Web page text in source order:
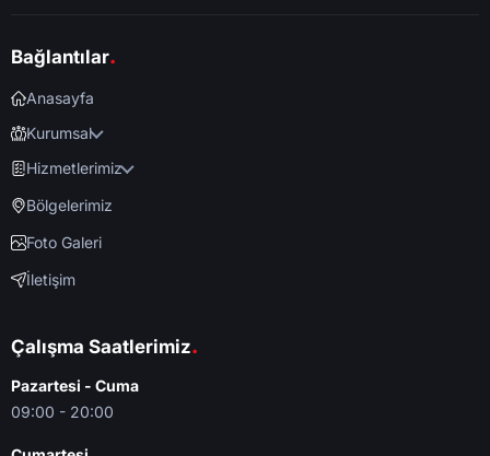
Bağlantılar.
Anasayfa
Kurumsal
Hizmetlerimiz
Bölgelerimiz
Foto Galeri
İletişim
Çalışma Saatlerimiz.
Pazartesi - Cuma
09:00 - 20:00